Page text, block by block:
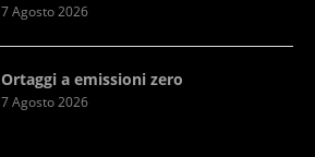
7 Agosto 2026
Ortaggi a emissioni zero
7 Agosto 2026